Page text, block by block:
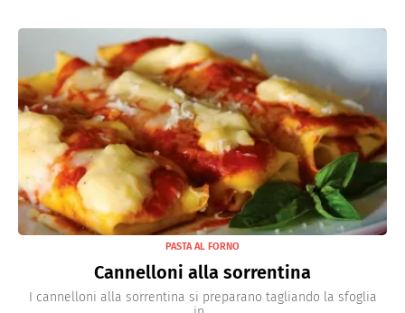
PASTA AL FORNO
Cannelloni alla sorrentina
I cannelloni alla sorrentina si preparano tagliando la sfoglia